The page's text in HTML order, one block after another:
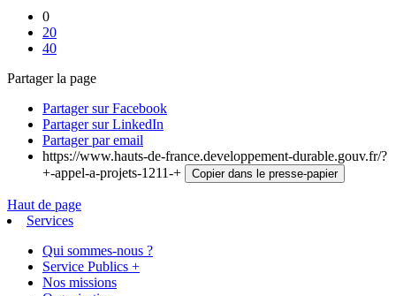
0
20
40
Partager la page
Partager sur Facebook
Partager sur LinkedIn
Partager par email
https://www.hauts-de-france.developpement-durable.gouv.fr/?
+-appel-a-projets-1211-+
Copier dans le presse-papier
Haut de page
Services
Qui sommes-nous ?
Service Publics +
Nos missions